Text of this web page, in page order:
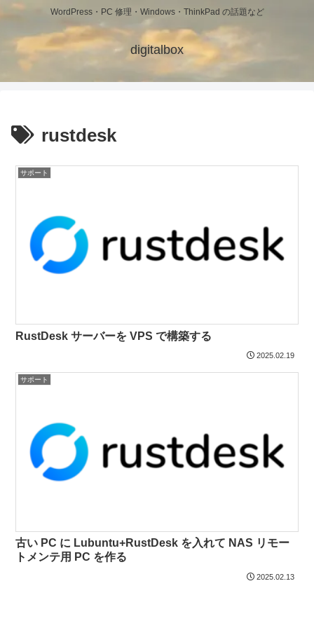
WordPress・PC 修理・Windows・ThinkPad の話題など
digitalbox
rustdesk
サポート
RustDesk サーバーを VPS で構築する
2025.02.19
サポート
古い PC に Lubuntu+RustDesk を入れて NAS リモー
トメンテ用 PC を作る
2025.02.13